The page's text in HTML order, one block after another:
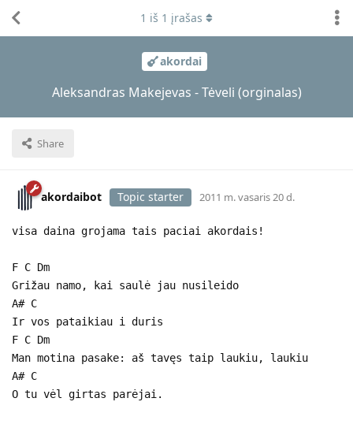
akordai
Aleksandras Makejevas - Tėveli (orginalas)
Share
1 iš 1 įrašas
akordaibot Topic starter 2011 m. vasaris 20 d.
visa daina grojama tais paciai akordais!
F C Dm
Grižau namo, kai saulė jau nusileido
A# C
Ir vos pataikiau i duris
F C Dm
Man motina pasake: aš tavęs taip laukiu, laukiu
A# C
O tu vėl girtas parėjai.